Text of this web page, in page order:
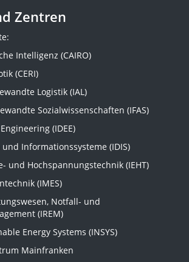
Zentren
Intelligenz (CAIRO)
(CERI)
Logistik (IAL)
Sozialwissenschaften (IFAS)
(IDEE)
Informationssysteme (IDIS)
und Hochspannungstechnik (IEHT)
(IMES)
Notfall- und
(IREM)
Energy Systems (INSYS)
Mainfranken